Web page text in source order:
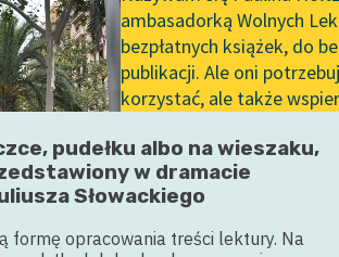
pudełku albo na wieszaku,
w dramacie
Słowackiego
formę opracowania treści lektury. Na